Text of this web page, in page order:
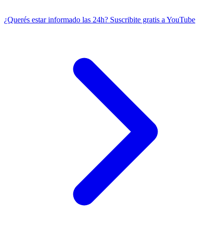
¿Querés estar informado las 24h? Suscribite gratis a YouTube